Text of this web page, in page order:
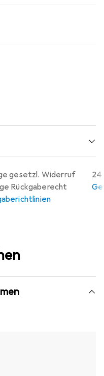
gesetzl. Widerruf
Rückgaberecht
24